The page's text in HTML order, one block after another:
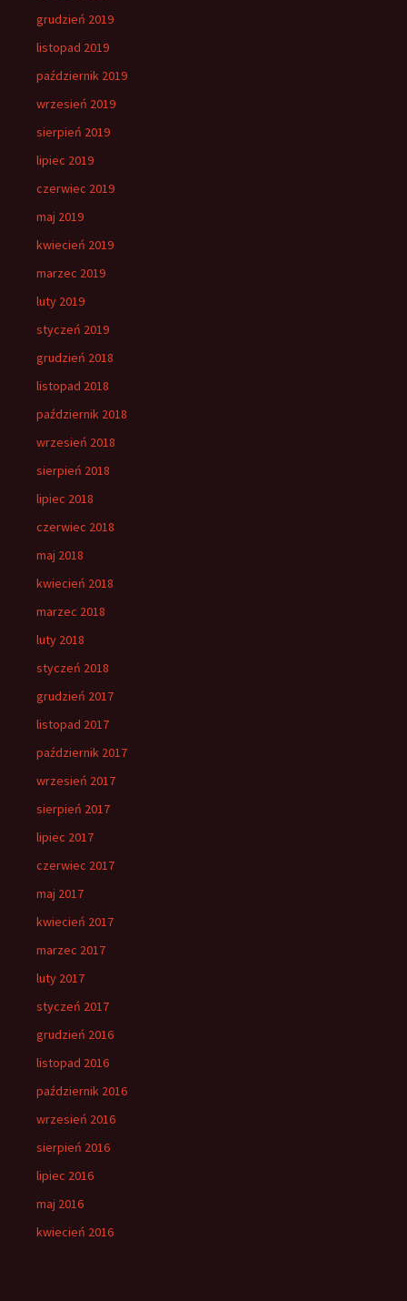
grudzień 2019
listopad 2019
październik 2019
wrzesień 2019
sierpień 2019
lipiec 2019
czerwiec 2019
maj 2019
kwiecień 2019
marzec 2019
luty 2019
styczeń 2019
grudzień 2018
listopad 2018
październik 2018
wrzesień 2018
sierpień 2018
lipiec 2018
czerwiec 2018
maj 2018
kwiecień 2018
marzec 2018
luty 2018
styczeń 2018
grudzień 2017
listopad 2017
październik 2017
wrzesień 2017
sierpień 2017
lipiec 2017
czerwiec 2017
maj 2017
kwiecień 2017
marzec 2017
luty 2017
styczeń 2017
grudzień 2016
listopad 2016
październik 2016
wrzesień 2016
sierpień 2016
lipiec 2016
maj 2016
kwiecień 2016